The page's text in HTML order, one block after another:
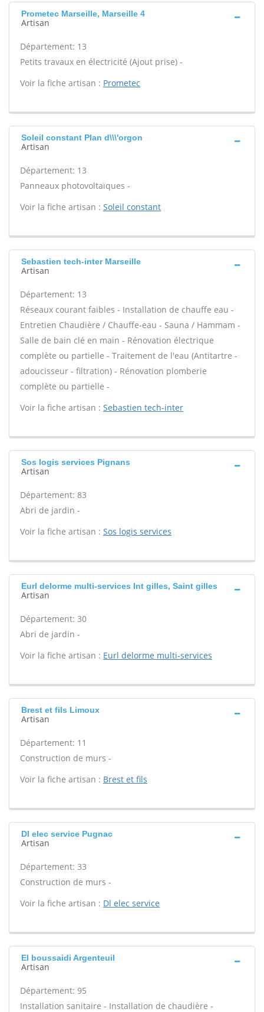
Prometec Marseille, Marseille 4
Artisan
Département: 13
Petits travaux en électricité (Ajout prise) -
Voir la fiche artisan : Prometec
Soleil constant Plan d\\\'orgon
Artisan
Département: 13
Panneaux photovoltaïques -
Voir la fiche artisan : Soleil constant
Sebastien tech-inter Marseille
Artisan
Département: 13
Réseaux courant faibles - Installation de chauffe eau -
Entretien Chaudière / Chauffe-eau - Sauna / Hammam -
Salle de bain clé en main - Rénovation électrique
complète ou partielle - Traitement de l'eau (Antitartre -
adoucisseur - filtration) - Rénovation plomberie
complète ou partielle -
Voir la fiche artisan : Sebastien tech-inter
Sos logis services Pignans
Artisan
Département: 83
Abri de jardin -
Voir la fiche artisan : Sos logis services
Eurl delorme multi-services Int gilles, Saint gilles
Artisan
Département: 30
Abri de jardin -
Voir la fiche artisan : Eurl delorme multi-services
Brest et fils Limoux
Artisan
Département: 11
Construction de murs -
Voir la fiche artisan : Brest et fils
Dl elec service Pugnac
Artisan
Département: 33
Construction de murs -
Voir la fiche artisan : Dl elec service
El boussaidi Argenteuil
Artisan
Département: 95
Installation sanitaire - Installation de chaudière -